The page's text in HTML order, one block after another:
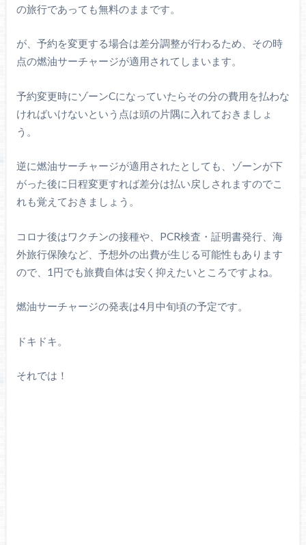
の旅行であっても無料のままです。
が、予約を変更する場合は差分調整が行わるため、その時
点の燃油サーチャージが適用されてしまいます。
予約変更時にゾーンCになっていたらその分の費用を払わな
ければいけないという点は頭の片隅に入れておきましょ
う。
逆に燃油サーチャージが適用されたとしても、ゾーンが下
がった後に日程変更すれば差分は払い戻しされますのでこ
れも覚えておきましょう。
コロナ後はワクチンの接種や、PCR検査・証明書発行、海
外旅行保険など、予想外の出費が生じる可能性もあります
ので、1円でも旅費自体は安く抑えたいところですよね。
燃油サーチャージの発表は4月中旬頃の予定です。
ドキドキ。
それでは！